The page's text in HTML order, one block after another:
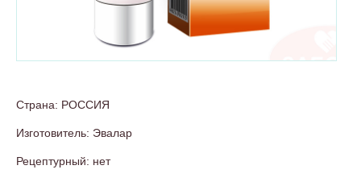
Страна: РОССИЯ
Изготовитель: Эвалар
Рецептурный: нет